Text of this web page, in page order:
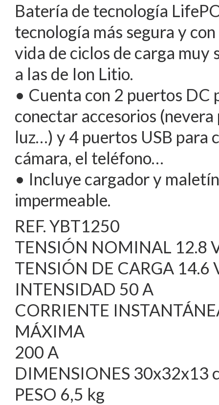
Batería de tecnología
tecnología más segura y
vida de ciclos de carga muy
a las de Ion Litio.
• Cuenta con 2 puertos DC
conectar accesorios
luz…) y 4 puertos USB para
cámara, el teléfono…
• Incluye cargador y
impermeable.
REF. YBT1250
TENSIÓN NOMINAL 12.8
TENSIÓN DE CARGA 14.6
INTENSIDAD 50 A
CORRIENTE
MÁXIMA
200 A
DIMENSIONES 30x32x13
PESO 6,5 kg